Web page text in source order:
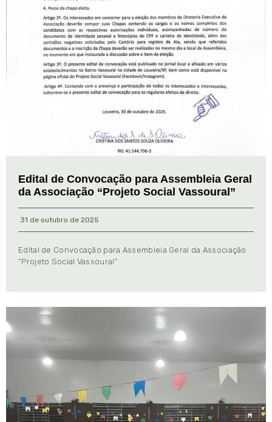
Edital de Convocação para Assembleia Geral
da Associação “Projeto Social Vassoural”
31 de outubro de 2025
Edital de Convocação para Assembleia Geral da Associação
“Projeto Social Vassoural”